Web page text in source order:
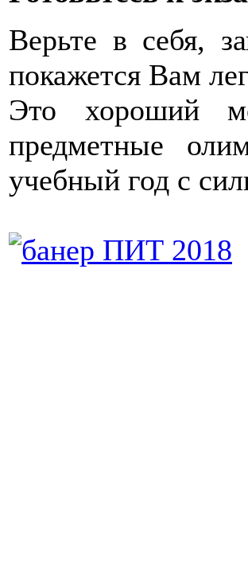
Верьте в себя,
покажется Вам
Это хороший
предметные
учебный год с